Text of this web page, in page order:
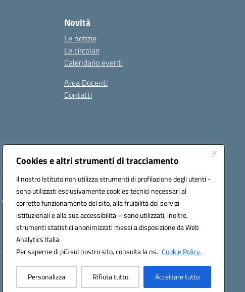
Cookies e altri strumenti di tracciamento
Il nostro Istituto non utilizza strumenti di profilazione degli utenti -
sono utilizzati esclusivamente cookies tecnici necessari al
corretto funzionamento del sito, alla fruibilità dei servizi
istituzionali e alla sua accessibilità – sono utilizzati, inoltre,
strumenti statistici anonimizzati messi a disposizione da Web
Analytics Italia.
Per saperne di più sul nostro sito, consulta la ns. Cookie Policy.
Personalizza Rifiuta tutto Accettare tutto
Novità
Le notizie
Le circolari
Calendario eventi
Area Docenti
Contatti
Seguici su:
naee10200g@pec.istruzione.it